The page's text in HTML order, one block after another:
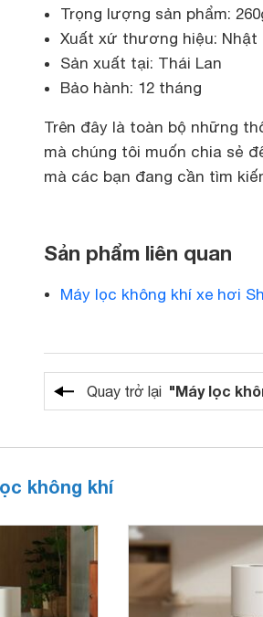
Trọng lượng sản phẩm:
Xuất xứ thương hiệu:
Sản xuất tại: Thái Lan
Bảo hành: 12 tháng
Trên đây là toàn bộ những
mà chúng tôi muốn chia sẻ
mà các bạn đang cần tìm
Sản phẩm liên quan
Máy lọc không khí xe hơi
Quay trở lại "Máy lọc
không khí